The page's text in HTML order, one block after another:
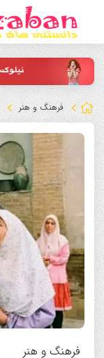
فرهنگ و هنر
فرهنگ و هنر